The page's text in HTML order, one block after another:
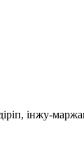
інжу-